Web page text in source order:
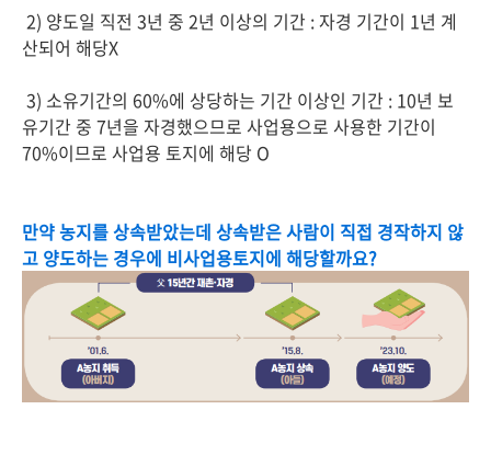
2) 양도일 직전 3년 중 2년 이상의 기간 : 자경 기간이 1년 계
산되어 해당X
3) 소유기간의 60%에 상당하는 기간 이상인 기간 : 10년 보
유기간 중 7년을 자경했으므로 사업용으로 사용한 기간이
70%이므로 사업용 토지에 해당 O
만약 농지를 상속받았는데 상속받은 사람이 직접 경작하지 않
고 양도하는 경우에 비사업용토지에 해당할까요?